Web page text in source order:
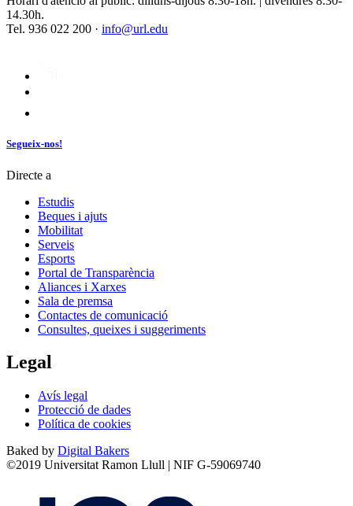
14.30h.
Tel. 936 022 200 · info@url.edu
Segueix-nos!
Directe a
Estudis
Beques i ajuts
Mobilitat
Serveis
Esports
Portal de Transparència
Aliances i Xarxes
Sala de premsa
Contactes de comunicació
Consultes, queixes i suggeriments
Legal
Avís legal
Protecció de dades
Política de cookies
Baked by Digital Bakers
©2019 Universitat Ramon Llull | NIF G-59069740